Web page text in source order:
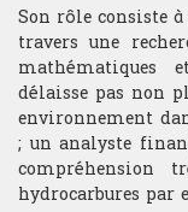
candidats
véritable
un Trader
Plusieurs
organisées
villes. Se
pour le choix du
de passage.
Le programme
CIT offre la
un diplôme riche
Les
recherche,
notamment
application en
Son rôle consiste
travers une
mathématiques
délaisse pas non
environnement
; un analyste
compréhension
hydrocarbures par